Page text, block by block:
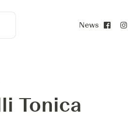
News
Tonica